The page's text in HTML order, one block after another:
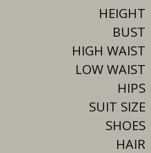
HEIGHT
BUST
HIGH WAIST
LOW WAIST
HIPS
SUIT SIZE
SHOES
HAIR